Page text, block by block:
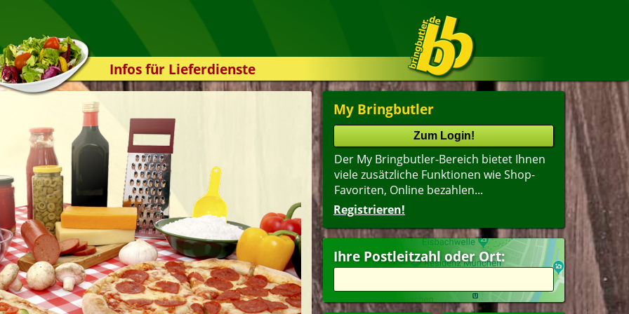
Infos für Lieferdienste
Kassensystem
Zuverlässigkeit
Sicherheit
Der Online-Shop
Das Bestellsystem
Der Bestellvorgang
Übertragung
Testshop
Styles
Kontakt
My Bringbutler
Der My Bringbutler-Bereich bietet Ihnen
viele zusätzliche Funktionen wie Shop-
Favoriten, Online bezahlen...
Registrieren!
Ihre Postleitzahl oder Ort: